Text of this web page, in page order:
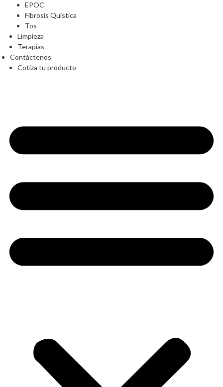
EPOC
Fibrosis Quística
Tos
Limpieza
Terapias
Contáctenos
Cotiza tu producto